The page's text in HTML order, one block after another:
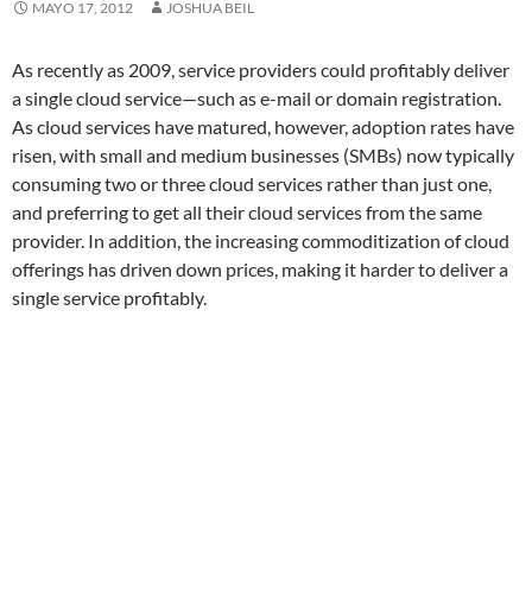
MAYO 17, 2012 JOSHUA BEIL
As recently as 2009, service providers could profitably deliver
a single cloud service—such as e-mail or domain registration.
As cloud services have matured, however, adoption rates have
risen, with small and medium businesses (SMBs) now typically
consuming two or three cloud services rather than just one,
and preferring to get all their cloud services from the same
provider. In addition, the increasing commoditization of cloud
offerings has driven down prices, making it harder to deliver a
single service profitably.